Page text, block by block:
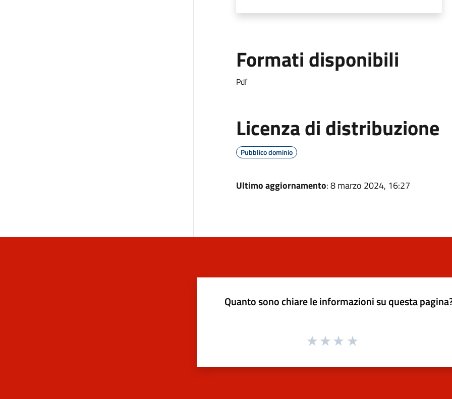
Formati disponibili
Pdf
Licenza di distribuzione
Pubblico dominio
Ultimo aggiornamento: 8 marzo 2024, 16:27
Quanto sono chiare le informazioni su questa